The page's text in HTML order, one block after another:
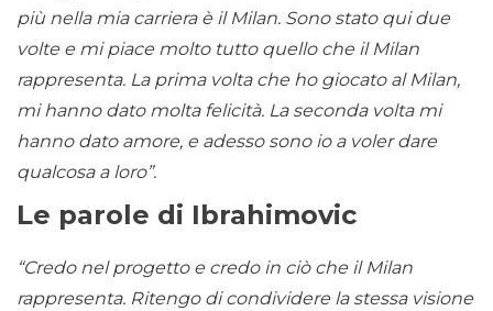
più nella mia carriera è il Milan. Sono stato qui due
volte e mi piace molto tutto quello che il Milan
rappresenta. La prima volta che ho giocato al Milan,
mi hanno dato molta felicità. La seconda volta mi
hanno dato amore, e adesso sono io a voler dare
qualcosa a loro”.
Le parole di Ibrahimovic
“Credo nel progetto e credo in ciò che il Milan
rappresenta. Ritengo di condividere la stessa visione